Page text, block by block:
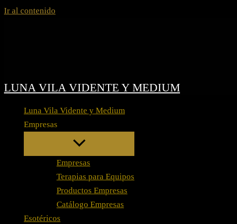
Ir al contenido
LUNA VILA VIDENTE Y MEDIUM
Luna Vila Vidente y Medium
Empresas
Empresas
Terapias para Equipos
Productos Empresas
Catálogo Empresas
Esotéricos